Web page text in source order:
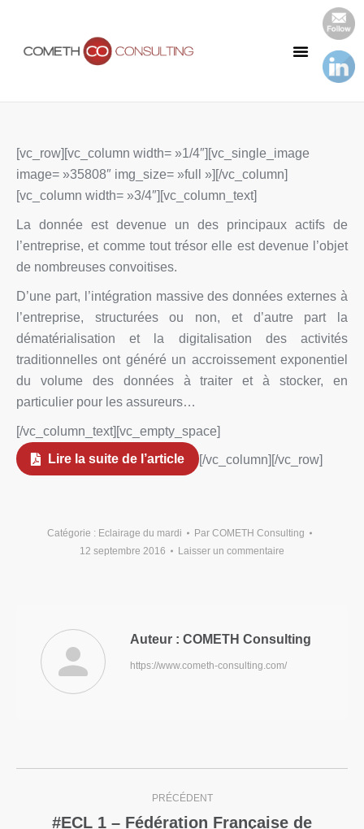
[vc_row][vc_column width= »1/4″][vc_single_image
image= »35808″ img_size= »full »][/vc_column]
[vc_column width= »3/4″][vc_column_text]
La donnée est devenue un des principaux actifs de
l’entreprise, et comme tout trésor elle est devenue l’objet
de nombreuses convoitises.
D’une part, l’intégration massive des données externes à
l’entreprise, structurées ou non, et d’autre part la
dématérialisation et la digitalisation des activités
traditionnelles ont généré un accroissement exponentiel
du volume des données à traiter et à stocker, en
particulier pour les assureurs…
[/vc_column_text][vc_empty_space]
Lire la suite de l’article
[/vc_column][/vc_row]
Catégorie : Eclairage du mardi Par COMETH Consulting
12 septembre 2016
Laisser un commentaire
Auteur : COMETH Consulting
https://www.cometh-consulting.com/
PRÉCÉDENT
#ECL 1 – Fédération Française de